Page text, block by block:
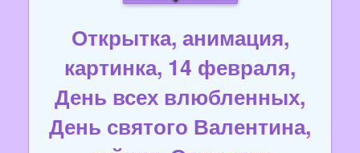
Открытка, анимация,
картинка, 14 февраля,
День всех влюбленных,
День святого Валентина,